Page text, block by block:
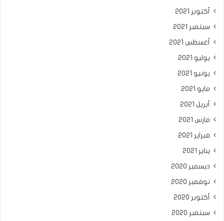
أكتوبر 2021
سبتمبر 2021
أغسطس 2021
يوليو 2021
يونيو 2021
مايو 2021
أبريل 2021
مارس 2021
فبراير 2021
يناير 2021
ديسمبر 2020
نوفمبر 2020
أكتوبر 2020
سبتمبر 2020